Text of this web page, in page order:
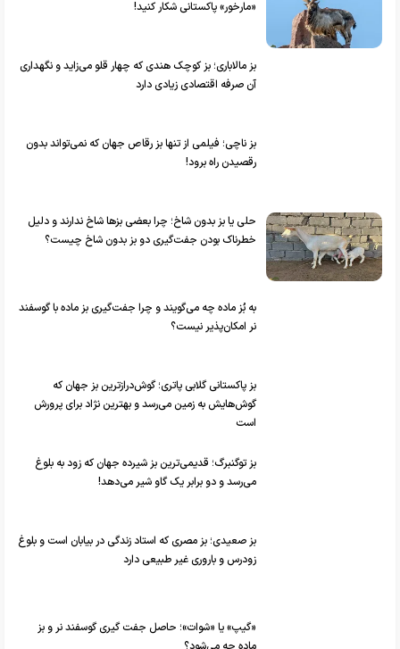
«مارخور» پاکستانی شکار کنید!
بز مالاباری؛ بز کوچک هندی که چهار قلو می‌زاید و نگهداری
آن صرفه اقتصادی زیادی دارد
بز ناچی؛ فیلمی از تنها بز رقاص جهان که نمی‌تواند بدون
رقصیدن راه برود!
حلی یا بز بدون شاخ؛ چرا بعضی بز‌ها شاخ ندارند و دلیل
خطرناک بودن جفت‌گیری دو بز بدون شاخ چیست؟
به بُز ماده چه می‌گویند و چرا جفت‌گیری بز ماده با گوسفند
نر امکان‌پذیر نیست؟
بز پاکستانی گلابی پاتری؛ گوش‌درازترین بز جهان که
گوش‌هایش به زمین می‌رسد و بهترین نژاد برای پرورش
است
بز توگنبرگ؛ قدیمی‌ترین بز شیرده جهان که زود به بلوغ
می‌رسد و دو برابر یک گاو شیر می‌دهد!
بز صعیدی؛ بز مصری که استاد زندگی در بیابان است و بلوغ
زودرس و باروری غیر طبیعی دارد
«گیپ» یا «شوات»؛ حاصل جفت گیری گوسفند نر و بز